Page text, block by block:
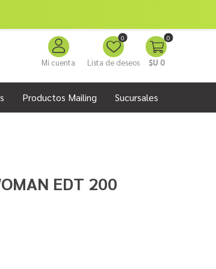
Mi cuenta Lista de deseos
0 0
$U 0
Productos Mailing Sucursales
EDT 200